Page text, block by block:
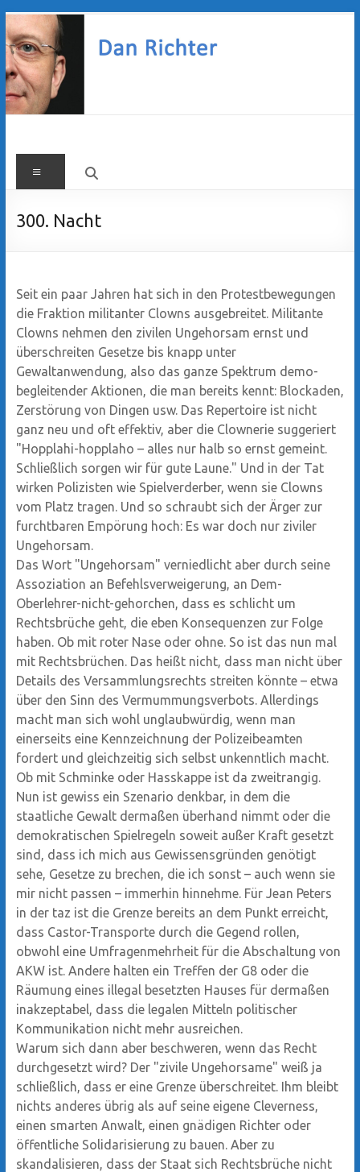
Zum
Inhalt
springen
Dan
Richter
Menü
300. Nacht
Seit ein paar Jahren hat sich in den Protestbewegungen
die Fraktion militanter Clowns ausgebreitet. Militante
Clowns nehmen den zivilen Ungehorsam ernst und
überschreiten Gesetze bis knapp unter
Gewaltanwendung, also das ganze Spektrum demo-
begleitender Aktionen, die man bereits kennt: Blockaden,
Zerstörung von Dingen usw. Das Repertoire ist nicht
ganz neu und oft effektiv, aber die Clownerie suggeriert
"Hopplahi-hopplaho – alles nur halb so ernst gemeint.
Schließlich sorgen wir für gute Laune." Und in der Tat
wirken Polizisten wie Spielverderber, wenn sie Clowns
vom Platz tragen. Und so schraubt sich der Ärger zur
furchtbaren Empörung hoch: Es war doch nur ziviler
Ungehorsam.
Das Wort "Ungehorsam" verniedlicht aber durch seine
Assoziation an Befehlsverweigerung, an Dem-
Oberlehrer-nicht-gehorchen, dass es schlicht um
Rechtsbrüche geht, die eben Konsequenzen zur Folge
haben. Ob mit roter Nase oder ohne. So ist das nun mal
mit Rechtsbrüchen. Das heißt nicht, dass man nicht über
Details des Versammlungsrechts streiten könnte – etwa
über den Sinn des Vermummungsverbots. Allerdings
macht man sich wohl unglaubwürdig, wenn man
einerseits eine Kennzeichnung der Polizeibeamten
fordert und gleichzeitig sich selbst unkenntlich macht.
Ob mit Schminke oder Hasskappe ist da zweitrangig.
Nun ist gewiss ein Szenario denkbar, in dem die
staatliche Gewalt dermaßen überhand nimmt oder die
demokratischen Spielregeln soweit außer Kraft gesetzt
sind, dass ich mich aus Gewissensgründen genötigt
sehe, Gesetze zu brechen, die ich sonst – auch wenn sie
mir nicht passen – immerhin hinnehme. Für Jean Peters
in der taz ist die Grenze bereits an dem Punkt erreicht,
dass Castor-Transporte durch die Gegend rollen,
obwohl eine Umfragenmehrheit für die Abschaltung von
AKW ist. Andere halten ein Treffen der G8 oder die
Räumung eines illegal besetzten Hauses für dermaßen
inakzeptabel, dass die legalen Mitteln politischer
Kommunikation nicht mehr ausreichen.
Warum sich dann aber beschweren, wenn das Recht
durchgesetzt wird? Der "zivile Ungehorsame" weiß ja
schließlich, dass er eine Grenze überschreitet. Ihm bleibt
nichts anderes übrig als auf seine eigene Cleverness,
einen smarten Anwalt, einen gnädigen Richter oder
öffentliche Solidarisierung zu bauen. Aber zu
skandalisieren, dass der Staat sich Rechtsbrüche nicht